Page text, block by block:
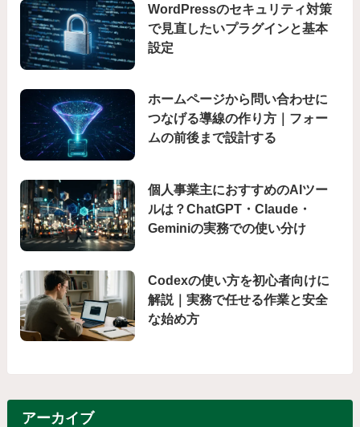
WordPressのセキュリティ対策
で見直したいプラグインと基本
設定
ホームページから問い合わせに
つなげる導線の作り方｜フォー
ムの前後まで設計する
個人事業主におすすめのAIツー
ルは？ChatGPT・Claude・
Geminiの実務での使い分け
Codexの使い方を初心者向けに
解説｜実務で任せる作業と安全
な始め方
アーカイブ